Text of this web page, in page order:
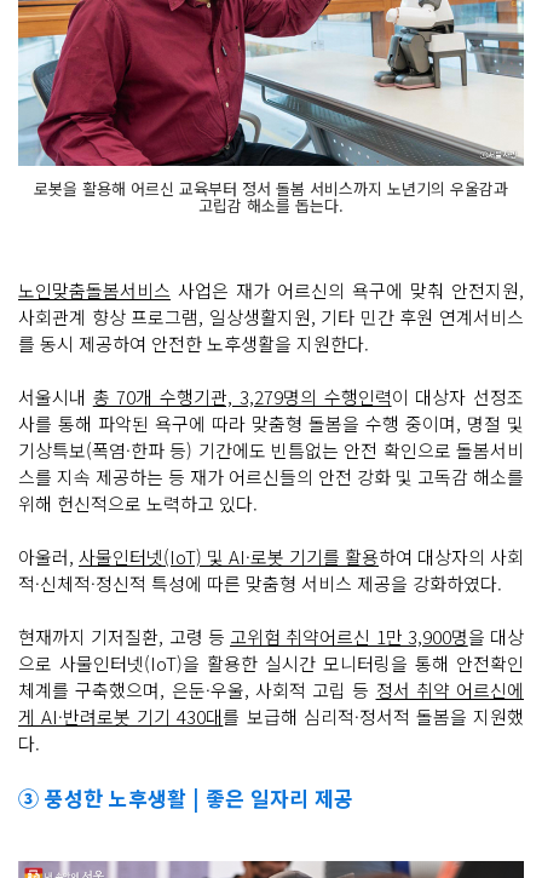
로봇을 활용해 어르신 교육부터 정서 돌봄 서비스까지 노년기의 우울감과
고립감 해소를 돕는다.
노인맞춤돌봄서비스 사업은 재가 어르신의 욕구에 맞춰 안전지원,
사회관계 향상 프로그램, 일상생활지원, 기타 민간 후원 연계서비스
를 동시 제공하여 안전한 노후생활을 지원한다.
서울시내 총 70개 수행기관, 3,279명의 수행인력이 대상자 선정조
사를 통해 파악된 욕구에 따라 맞춤형 돌봄을 수행 중이며, 명절 및
기상특보(폭염·한파 등) 기간에도 빈틈없는 안전 확인으로 돌봄서비
스를 지속 제공하는 등 재가 어르신들의 안전 강화 및 고독감 해소를
위해 헌신적으로 노력하고 있다.
아울러, 사물인터넷(IoT) 및 AI·로봇 기기를 활용하여 대상자의 사회
적·신체적·정신적 특성에 따른 맞춤형 서비스 제공을 강화하였다.
현재까지 기저질환, 고령 등 고위험 취약어르신 1만 3,900명을 대상
으로 사물인터넷(IoT)을 활용한 실시간 모니터링을 통해 안전확인
체계를 구축했으며, 은둔·우울, 사회적 고립 등 정서 취약 어르신에
게 AI·반려로봇 기기 430대를 보급해 심리적·정서적 돌봄을 지원했
다.
③ 풍성한 노후생활 | 좋은 일자리 제공